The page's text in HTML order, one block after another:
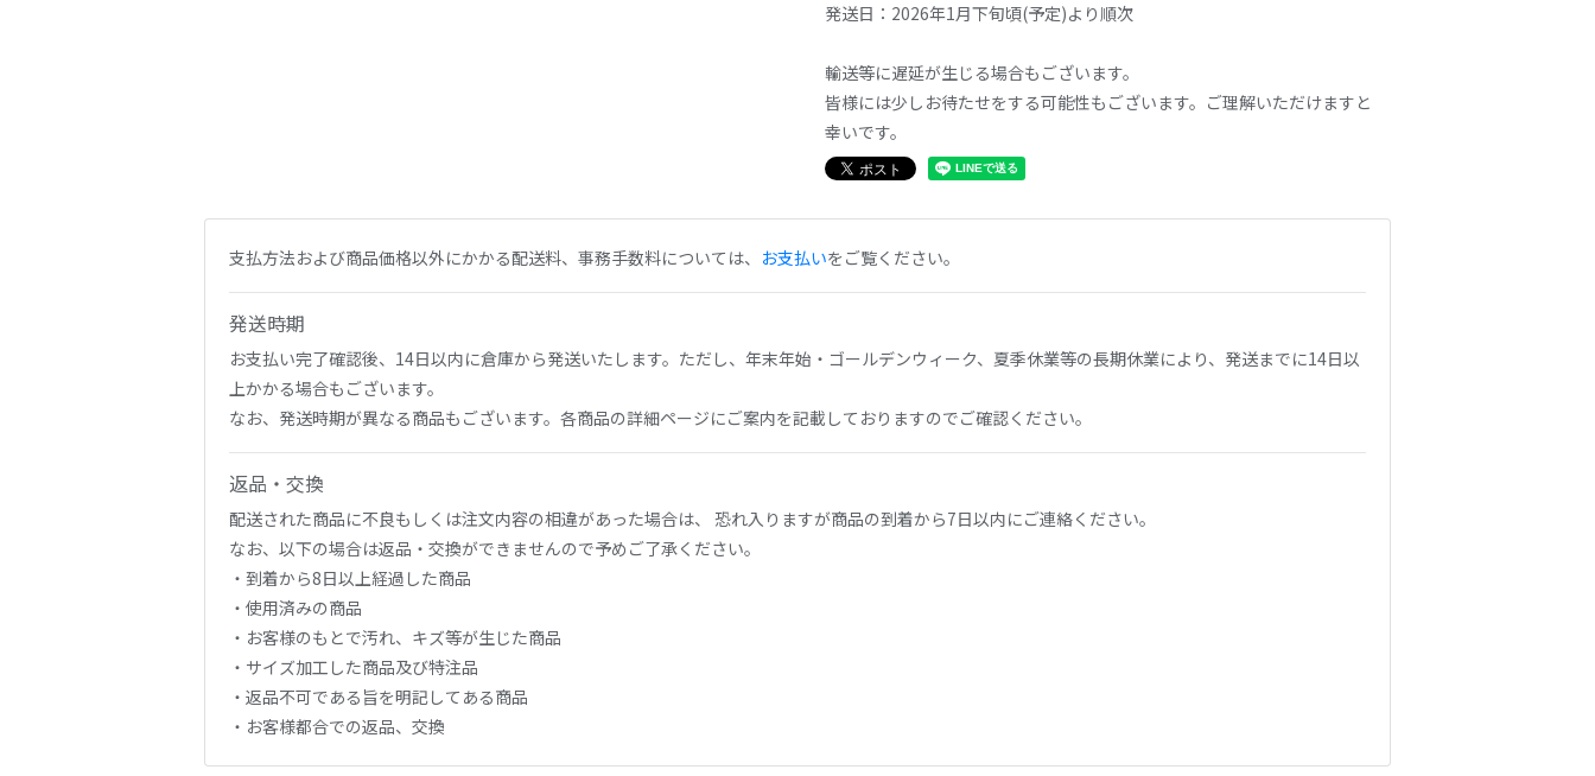
発送日：2026年1月下旬頃(予定)より順次
輸送等に遅延が生じる場合もございます。
皆様には少しお待たせをする可能性もございます。ご理解いただけますと
幸いです。
支払方法および商品価格以外にかかる配送料、事務手数料については、 お支払いをご覧ください。
発送時期
お支払い完了確認後、14日以内に倉庫から発送いたします。ただし、年末年始・ゴールデンウィーク、夏季休業等の長期休業により、発送までに14日以
上かかる場合もございます。
なお、発送時期が異なる商品もございます。各商品の詳細ページにご案内を記載しておりますのでご確認ください。
返品・交換
配送された商品に不良もしくは注文内容の相違があった場合は、 恐れ入りますが商品の到着から7日以内にご連絡ください。
なお、以下の場合は返品・交換ができませんので予めご了承ください。
・到着から8日以上経過した商品
・使用済みの商品
・お客様のもとで汚れ、キズ等が生じた商品
・サイズ加工した商品及び特注品
・返品不可である旨を明記してある商品
・お客様都合での返品、交換